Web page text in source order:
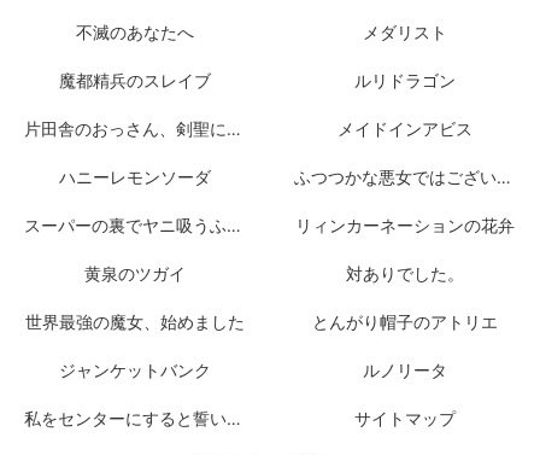
不滅のあなたへ メダリスト
魔都精兵のスレイブ ルリドラゴン
片田舎のおっさん、剣聖になる メイドインアビス
ハニーレモンソーダ ふつつかな悪女ではございますが
スーパーの裏でヤニ吸うふたり リィンカーネーションの花弁
黄泉のツガイ 対ありでした。
世界最強の魔女、始めました とんがり帽子のアトリエ
ジャンケットバンク ルノリータ
私をセンターにすると誓いますか？ サイトマップ